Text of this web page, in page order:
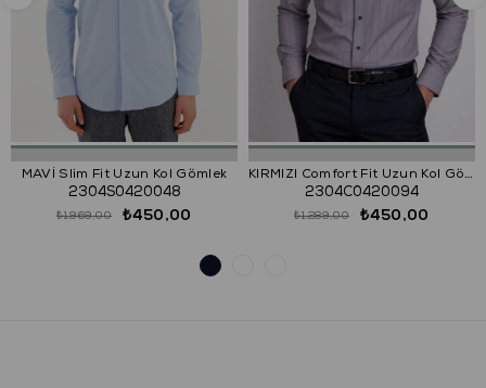
MAVİ Slim Fit Uzun Kol Gömlek
2304S0420048
₺450,00
₺1.969,00
KIRMIZI Comfort Fit Uzun Kol Gömlek
2304C0420094
₺450,00
₺1.289,00